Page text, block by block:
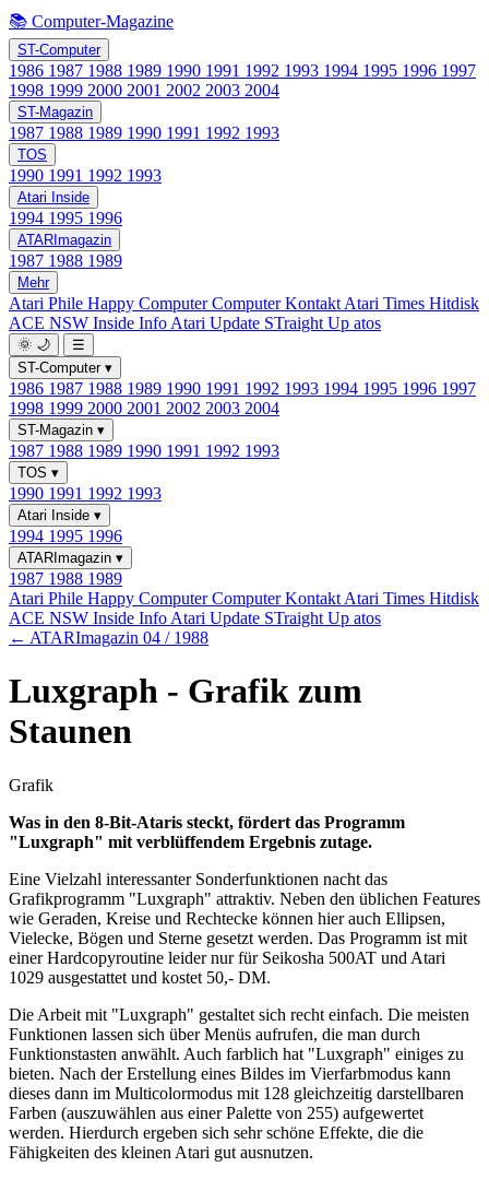
📚 Computer-Magazine
ST-Computer
1986 1987 1988 1989 1990 1991 1992 1993 1994 1995 1996 1997
1998 1999 2000 2001 2002 2003 2004
ST-Magazin
1987 1988 1989 1990 1991 1992 1993
TOS
1990 1991 1992 1993
Atari Inside
1994 1995 1996
ATARImagazin
1987 1988 1989
Mehr
Atari Phile Happy ComputerComputer Kontakt Atari Times Hitdisk
ACE NSW Inside Info Atari Update STraight Up atos
🌞 🌙
☰
ST-Computer ▾
1986 1987 1988 1989 1990 1991 1992 1993 1994 1995 1996 1997
1998 1999 2000 2001 2002 2003 2004
ST-Magazin ▾
1987 1988 1989 1990 1991 1992 1993
TOS ▾
1990 1991 1992 1993
Atari Inside ▾
1994 1995 1996
ATARImagazin ▾
1987 1988 1989
Atari Phile Happy ComputerComputer Kontakt Atari Times Hitdisk
ACE NSW Inside Info Atari Update STraight Up atos
← ATARImagazin 04 / 1988
Luxgraph - Grafik zum
Staunen
Grafik
Was in den 8-Bit-Ataris steckt, fördert das Programm
"Luxgraph" mit verblüffendem Ergebnis zutage.
Eine Vielzahl interessanter Sonderfunktionen nacht das
Grafikprogramm "Luxgraph" attraktiv. Neben den üblichen Features
wie Geraden, Kreise und Rechtecke können hier auch Ellipsen,
Vielecke, Bögen und Sterne gesetzt werden. Das Programm ist mit
einer Hardcopyroutine leider nur für Seikosha 500AT und Atari
1029 ausgestattet und kostet 50,- DM.
Die Arbeit mit "Luxgraph" gestaltet sich recht einfach. Die meisten
Funktionen lassen sich über Menüs aufrufen, die man durch
Funktionstasten anwählt. Auch farblich hat "Luxgraph" einiges zu
bieten. Nach der Erstellung eines Bildes im Vierfarbmodus kann
dieses dann im Multicolormodus mit 128 gleichzeitig darstellbaren
Farben (auszuwählen aus einer Palette von 255) aufgewertet
werden. Hierdurch ergeben sich sehr schöne Effekte, die die
Fähigkeiten des kleinen Atari gut ausnutzen.